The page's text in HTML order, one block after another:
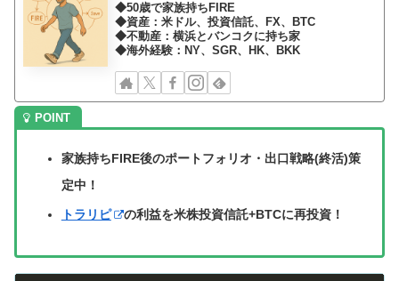
◆50歳で家族持ちFIRE
◆資産：米ドル、投資信託、FX、BTC
◆不動産：横浜とバンコクに持ち家
◆海外経験：NY、SGR、HK、BKK
家族持ちFIRE後のポートフォリオ・出口戦略(終活)策
定中！
トラリピ の利益を米株投資信託+BTCに再投資！